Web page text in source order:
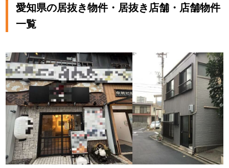
愛知県の居抜き物件・居抜き店舗・店舗物件
一覧